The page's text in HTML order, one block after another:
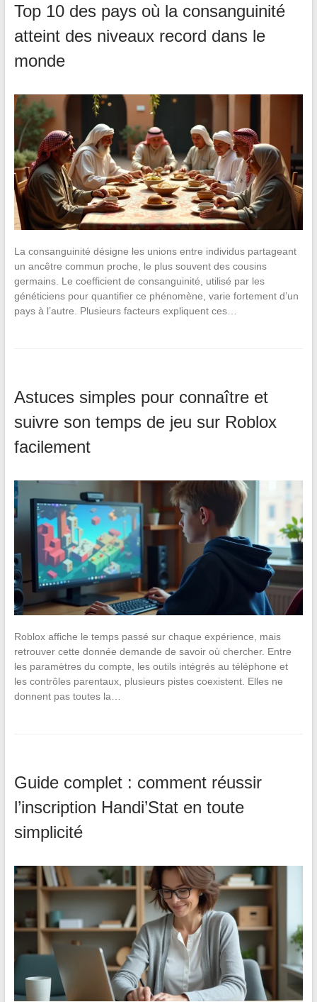
Top 10 des pays où la consanguinité
atteint des niveaux record dans le
monde
La consanguinité désigne les unions entre individus partageant
un ancêtre commun proche, le plus souvent des cousins
germains. Le coefficient de consanguinité, utilisé par les
généticiens pour quantifier ce phénomène, varie fortement d’un
pays à l’autre. Plusieurs facteurs expliquent ces…
Astuces simples pour connaître et
suivre son temps de jeu sur Roblox
facilement
Roblox affiche le temps passé sur chaque expérience, mais
retrouver cette donnée demande de savoir où chercher. Entre
les paramètres du compte, les outils intégrés au téléphone et
les contrôles parentaux, plusieurs pistes coexistent. Elles ne
donnent pas toutes la…
Guide complet : comment réussir
l’inscription Handi’Stat en toute
simplicité